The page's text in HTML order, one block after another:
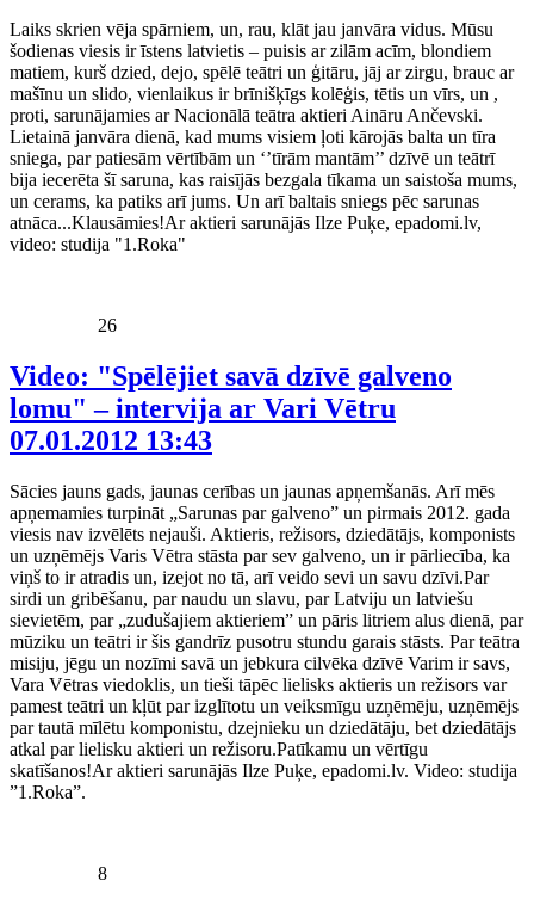
Laiks skrien vēja spārniem, un, rau, klāt jau janvāra vidus. Mūsu
šodienas viesis ir īstens latvietis – puisis ar zilām acīm, blondiem
matiem, kurš dzied, dejo, spēlē teātri un ģitāru, jāj ar zirgu, brauc ar
mašīnu un slido, vienlaikus ir brīnišķīgs kolēģis, tētis un vīrs, un ,
proti, sarunājamies ar Nacionālā teātra aktieri Aināru Ančevski.
Lietainā janvāra dienā, kad mums visiem ļoti kārojās balta un tīra
sniega, par patiesām vērtībām un ‘’tīrām mantām’’ dzīvē un teātrī
bija iecerēta šī saruna, kas raisījās bezgala tīkama un saistoša mums,
un cerams, ka patiks arī jums. Un arī baltais sniegs pēc sarunas
atnāca...Klausāmies!Ar aktieri sarunājās Ilze Puķe, epadomi.lv,
video: studija "1.Roka"
26
Video: "Spēlējiet savā dzīvē galveno
lomu" – intervija ar Vari Vētru
07.01.2012 13:43
Sācies jauns gads, jaunas cerības un jaunas apņemšanās. Arī mēs
apņemamies turpināt „Sarunas par galveno” un pirmais 2012. gada
viesis nav izvēlēts nejauši. Aktieris, režisors, dziedātājs, komponists
un uzņēmējs Varis Vētra stāsta par sev galveno, un ir pārliecība, ka
viņš to ir atradis un, izejot no tā, arī veido sevi un savu dzīvi.Par
sirdi un gribēšanu, par naudu un slavu, par Latviju un latviešu
sievietēm, par „zudušajiem aktieriem” un pāris litriem alus dienā, par
mūziku un teātri ir šis gandrīz pusotru stundu garais stāsts. Par teātra
misiju, jēgu un nozīmi savā un jebkura cilvēka dzīvē Varim ir savs,
Vara Vētras viedoklis, un tieši tāpēc lielisks aktieris un režisors var
pamest teātri un kļūt par izglītotu un veiksmīgu uzņēmēju, uzņēmējs
par tautā mīlētu komponistu, dzejnieku un dziedātāju, bet dziedātājs
atkal par lielisku aktieri un režisoru.Patīkamu un vērtīgu
skatīšanos!Ar aktieri sarunājās Ilze Puķe, epadomi.lv. Video: studija
”1.Roka”.
8